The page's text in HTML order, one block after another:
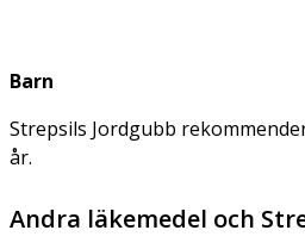
Barn
Strepsils Jordgubb
år.
Andra läkemedel och